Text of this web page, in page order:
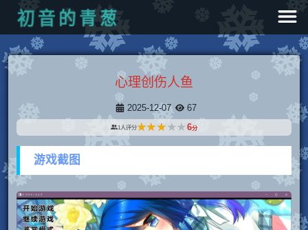
初 音 的 青 葱
心理创伤人鱼
2025-12-07 67
1 人评分★★★★★
★★★★★ 6分
游戏截图